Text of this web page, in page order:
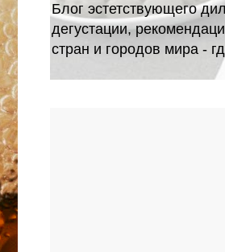
Блог эстетствующего
дегустации,
стран и городов мира -